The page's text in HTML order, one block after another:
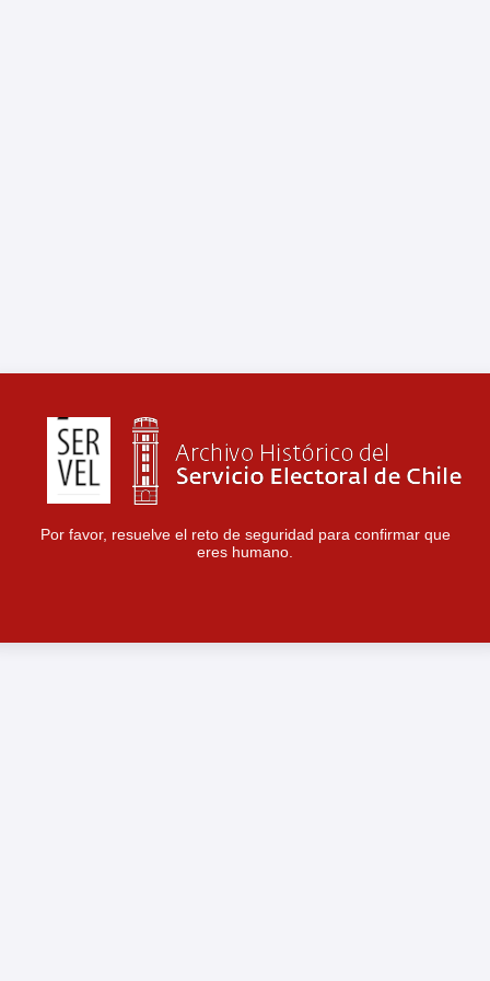
Por favor, resuelve el reto de seguridad para confirmar que
eres humano.